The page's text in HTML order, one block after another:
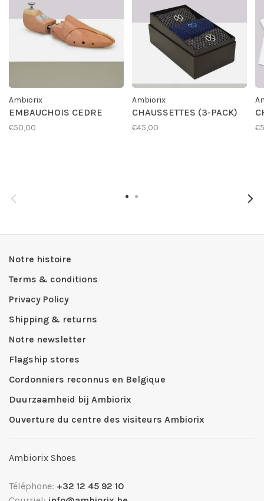
Ambiorix
EMBAUCHOIS CEDRE
€50,00
Ambiorix
CHAUSSETTES (3-PACK)
€45,00
Notre histoire
Terms & conditions
Privacy Policy
Shipping & returns
Notre newsletter
Flagship stores
Cordonniers reconnus en Belgique
Duurzaamheid bij Ambiorix
Ouverture du centre des visiteurs Ambiorix
Ambiorix Shoes
Téléphone: +32 12 45 92 10